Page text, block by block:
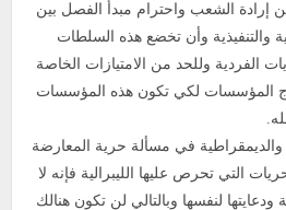
عن إرادة الشعب واحترام مبدأ الفصل بين
والتنفيذية وأن تخضع هذه السلطات
الفردية وللحد من الامتيازات الخاصة
المؤسسات لكي تكون هذه المؤسسات
والديمقراطية في مسألة حرية المعارضة
التي تحرص عليها الليبرالية فإنه لا
لنفسها وبالتالي لن تكون هنالك